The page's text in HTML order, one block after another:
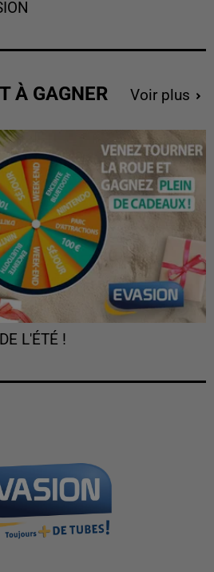
À GAGNER Voir plus
L'ÉTÉ !